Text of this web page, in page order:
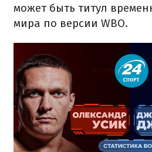
может быть титул
мира по версии WBO.